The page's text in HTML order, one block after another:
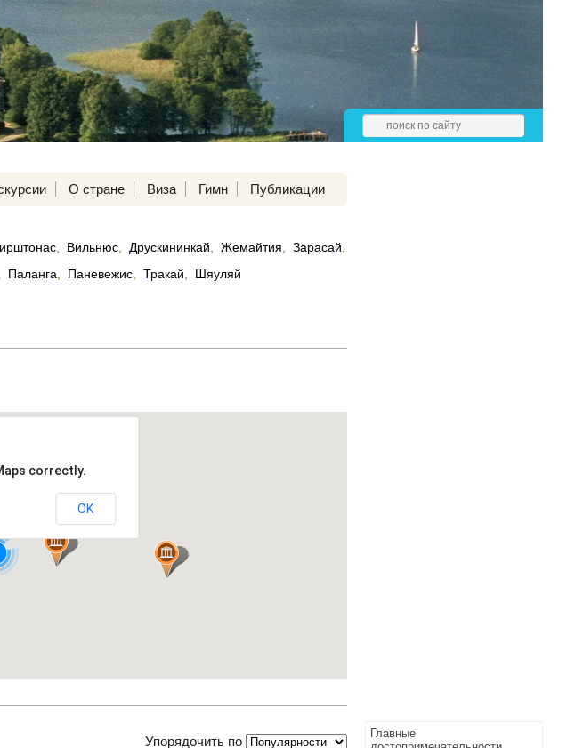
Главные
О стране Виза Гимн Публикации
Вильнюс Друскининкай Жемайтия Зарасай
Паланга Паневежис Тракай Шяуляй
correctly.
OK
Упорядочить по